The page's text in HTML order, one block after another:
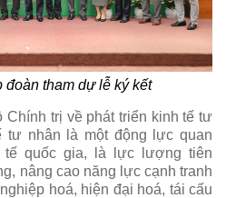
đoàn tham dự lễ ký kết
Chính trị về phát triển kinh tế tư
tư nhân là một động lực quan
tế quốc gia, là lực lượng tiên
nâng cao năng lực cạnh tranh
hoá, hiện đại hoá, tái cấu